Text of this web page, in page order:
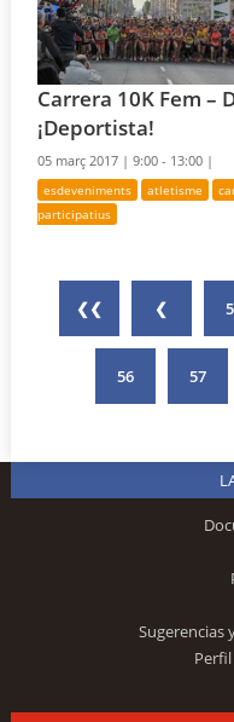
Carrera 10K Fem –
¡Deportista!
05 març 2017 |9:00 - 13:00 |
esdeveniments atletisme
participatius
❮❮ ❮
56 57
Sugerencias